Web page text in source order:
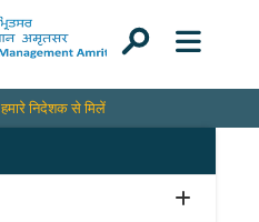
हमारे निदेशक से मिलें